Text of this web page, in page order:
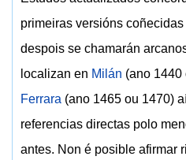
primeiras versións
despois se chamarán
localizan en Milán (ano 1440
Ferrara (ano 1465 ou 1470)
referencias directas polo
antes. Non é posible afirmar